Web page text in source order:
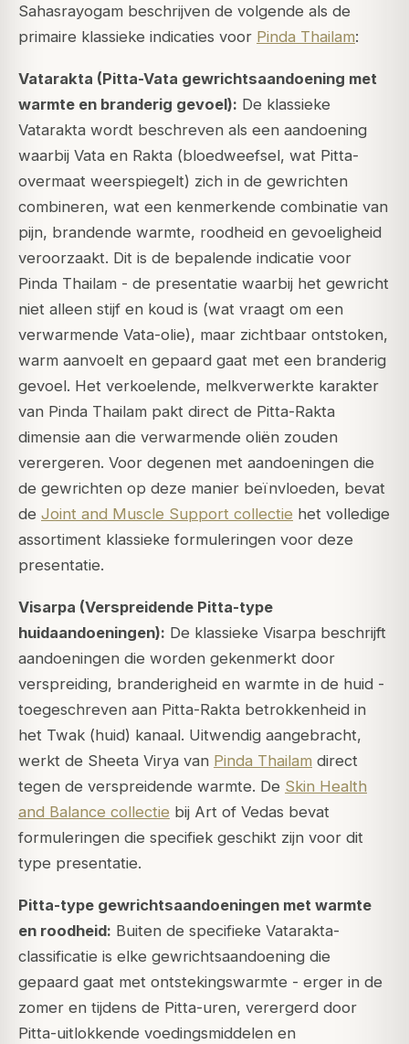
Sahasrayogam beschrijven de volgende als de
primaire klassieke indicaties voor Pinda Thailam:
Vatarakta (Pitta-Vata gewrichtsaandoening met
warmte en branderig gevoel): De klassieke
Vatarakta wordt beschreven als een aandoening
waarbij Vata en Rakta (bloedweefsel, wat Pitta-
overmaat weerspiegelt) zich in de gewrichten
combineren, wat een kenmerkende combinatie van
pijn, brandende warmte, roodheid en gevoeligheid
veroorzaakt. Dit is de bepalende indicatie voor
Pinda Thailam - de presentatie waarbij het gewricht
niet alleen stijf en koud is (wat vraagt om een
verwarmende Vata-olie), maar zichtbaar ontstoken,
warm aanvoelt en gepaard gaat met een branderig
gevoel. Het verkoelende, melkverwerkte karakter
van Pinda Thailam pakt direct de Pitta-Rakta
dimensie aan die verwarmende oliën zouden
verergeren. Voor degenen met aandoeningen die
de gewrichten op deze manier beïnvloeden, bevat
de Joint and Muscle Support collectie het volledige
assortiment klassieke formuleringen voor deze
presentatie.
Visarpa (Verspreidende Pitta-type
huidaandoeningen): De klassieke Visarpa beschrijft
aandoeningen die worden gekenmerkt door
verspreiding, branderigheid en warmte in de huid -
toegeschreven aan Pitta-Rakta betrokkenheid in
het Twak (huid) kanaal. Uitwendig aangebracht,
werkt de Sheeta Virya van Pinda Thailam direct
tegen de verspreidende warmte. De Skin Health
and Balance collectie bij Art of Vedas bevat
formuleringen die specifiek geschikt zijn voor dit
type presentatie.
Pitta-type gewrichtsaandoeningen met warmte
en roodheid: Buiten de specifieke Vatarakta-
classificatie is elke gewrichtsaandoening die
gepaard gaat met ontstekingswarmte - erger in de
zomer en tijdens de Pitta-uren, verergerd door
Pitta-uitlokkende voedingsmiddelen en